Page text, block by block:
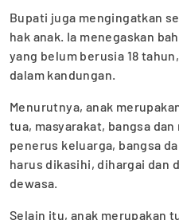
Bupati juga mengingatkan
hak anak. Ia menegaskan
yang belum berusia 18
dalam kandungan.
Menurutnya, anak
tua, masyarakat, bangsa
penerus keluarga, bangsa
harus dikasihi, dihargai dan
dewasa.
Selain itu, anak merupakan